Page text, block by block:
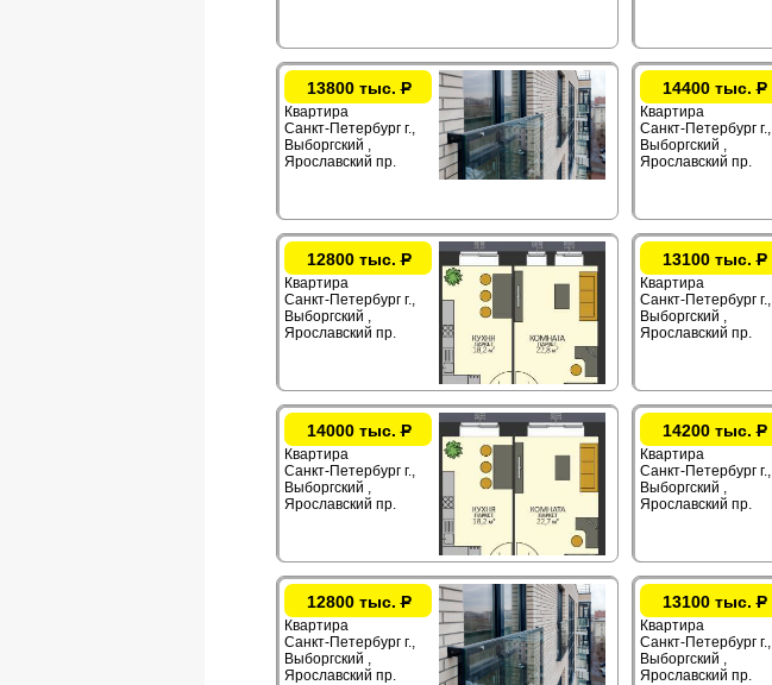
13800 тыс.Р
Квартира
Санкт-Петербург г.,
Выборгский ,
Ярославский пр.
14400 тыс.Р
Квартира
Санкт-Петербург г.,
Выборгский ,
Ярославский пр.
12800 тыс.Р
Квартира
Санкт-Петербург г.,
Выборгский ,
Ярославский пр.
13100 тыс.Р
Квартира
Санкт-Петербург г.,
Выборгский ,
Ярославский пр.
14000 тыс.Р
Квартира
Санкт-Петербург г.,
Выборгский ,
Ярославский пр.
14200 тыс.Р
Квартира
Санкт-Петербург г.,
Выборгский ,
Ярославский пр.
12800 тыс.Р
Квартира
Санкт-Петербург г.,
Выборгский ,
Ярославский пр.
13100 тыс.Р
Квартира
Санкт-Петербург г.,
Выборгский ,
Ярославский пр.